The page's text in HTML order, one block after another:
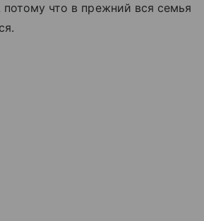
потому что в прежний вся семья